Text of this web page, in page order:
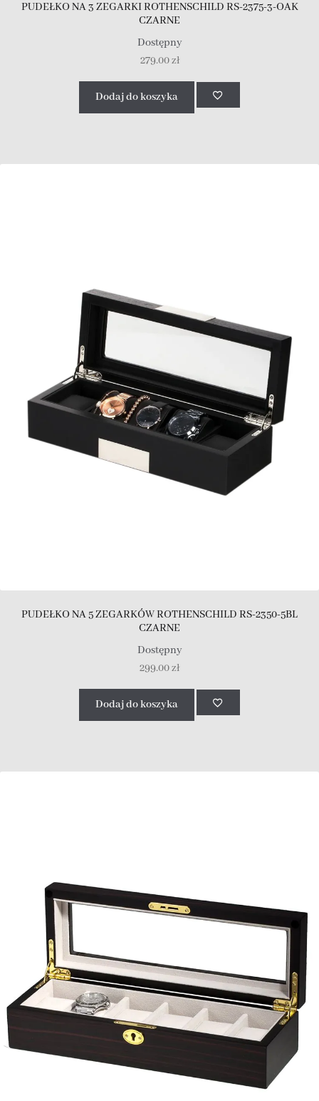
PUDEŁKO NA 3 ZEGARKI ROTHENSCHILD RS-2375-3-OAK
CZARNE
Dostępny
279.00zł
Dodaj do koszyka
PUDEŁKO NA 5 ZEGARKÓW ROTHENSCHILD RS-2350-5BL
CZARNE
Dostępny
299.00zł
Dodaj do koszyka